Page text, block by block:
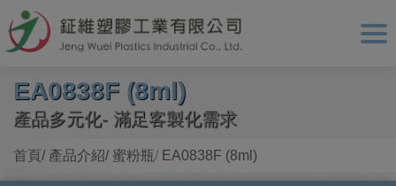
EA0838F (8ml)
產品多元化- 滿足客製化需求
首頁 產品介紹 蜜粉瓶 EA0838F (8ml)
Cookie管理面板